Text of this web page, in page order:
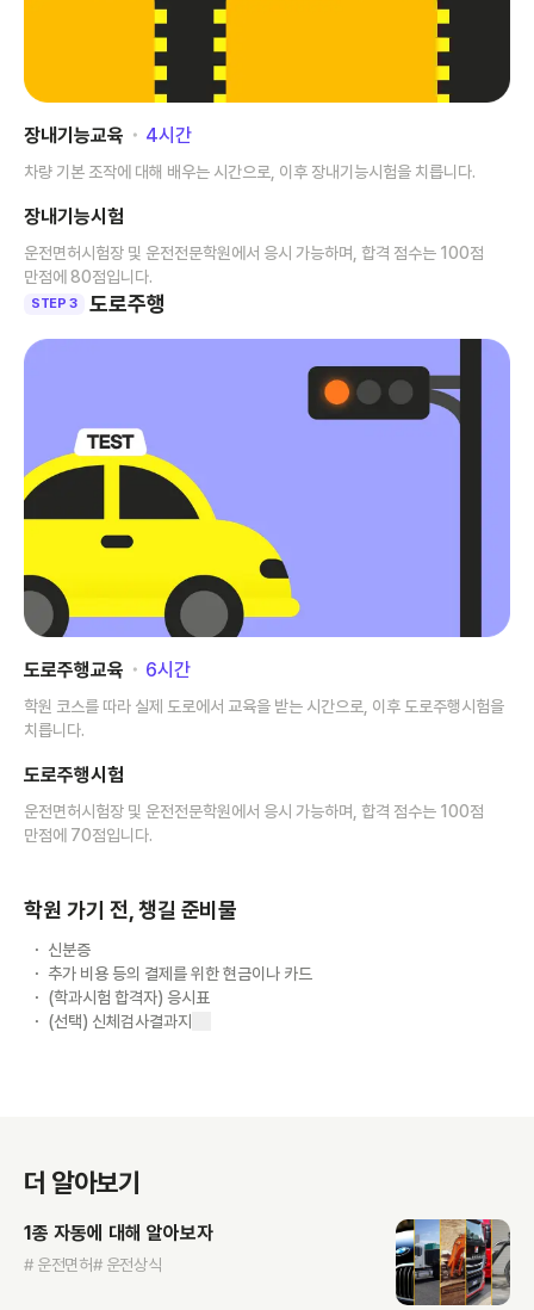
장내기능교육 ･ 4시간
차량 기본 조작에 대해 배우는 시간으로, 이후 장내기능시험을 치릅니다.
장내기능시험
운전면허시험장 및 운전전문학원에서 응시 가능하며, 합격 점수는 100점
만점에 80점입니다.
STEP 3 도로주행
도로주행교육 ･ 6시간
학원 코스를 따라 실제 도로에서 교육을 받는 시간으로, 이후 도로주행시험을
치릅니다.
도로주행시험
운전면허시험장 및 운전전문학원에서 응시 가능하며, 합격 점수는 100점
만점에 70점입니다.
학원 가기 전, 챙길 준비물
신분증
추가 비용 등의 결제를 위한 현금이나 카드
(학과시험 합격자) 응시표
(선택) 신체검사결과지
더 알아보기
1종 자동에 대해 알아보자
# 운전면허# 운전상식